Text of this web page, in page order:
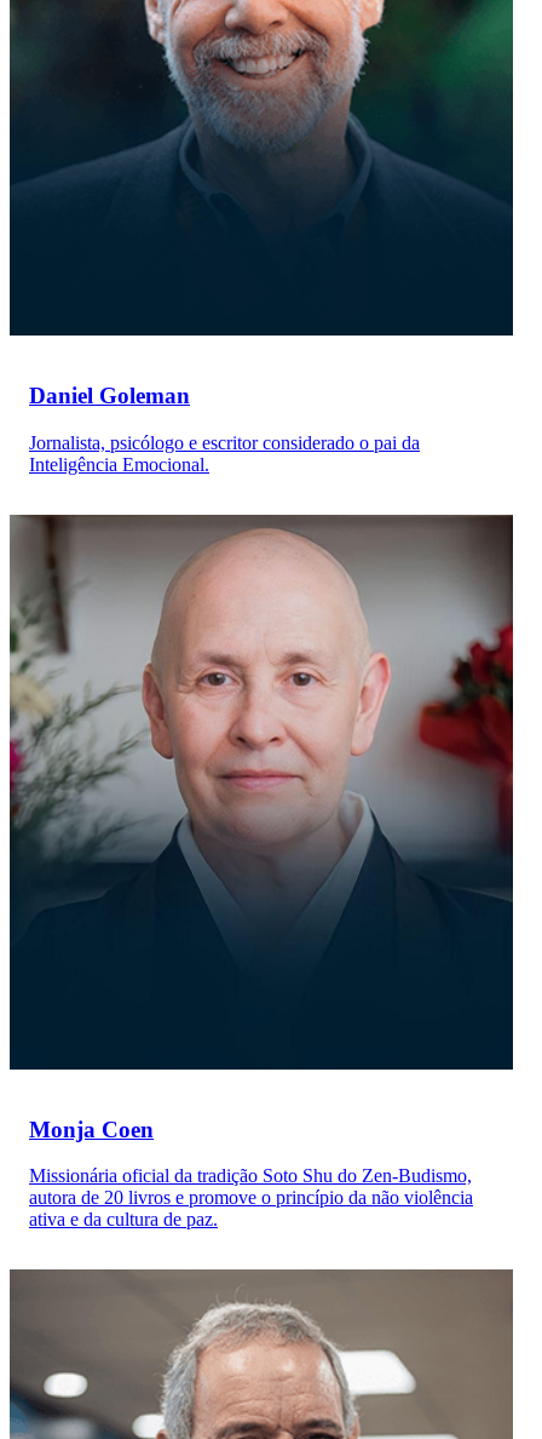
Daniel Goleman
Jornalista, psicólogo e escritor considerado o pai da
Inteligência Emocional.
Monja Coen
Missionária oficial da tradição Soto Shu do Zen-Budismo,
autora de 20 livros e promove o princípio da não violência
ativa e da cultura de paz.